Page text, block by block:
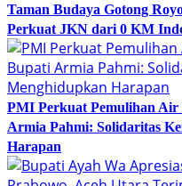
Taman Budaya Gotong
Perkuat JKN dari 0 KM
PMI Perkuat Pemulihan Air
Armia Pahmi: Solidaritas
Harapan